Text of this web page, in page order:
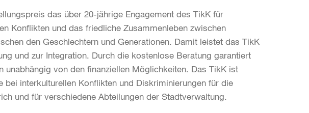
das über 20-jährige Engagement des TikK für
Konflikten und das friedliche Zusammenleben zwischen
den Geschlechtern und Generationen. Damit leistet das TikK
und zur Integration. Durch die kostenlose Beratung garantiert
unabhängig von den finanziellen Möglichkeiten. Das TikK ist
bei interkulturellen Konflikten und Diskriminierungen für die
und für verschiedene Abteilungen der Stadtverwaltung.